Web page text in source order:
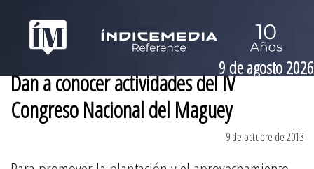
9 de agosto 2026
Dan a conocer actividades del IV
Congreso Nacional del Maguey
9 de octubre de 2013